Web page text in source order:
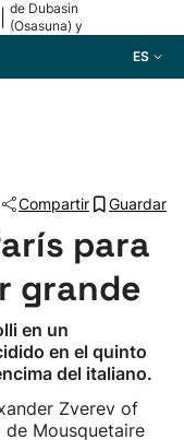
de Dubasin
(Osasuna) y
ES
Compartir Guardar
para
grande
en un
en el quinto
del italiano.